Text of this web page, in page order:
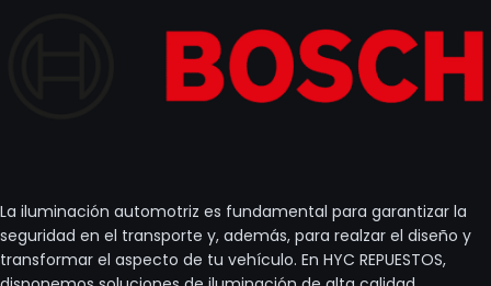
La iluminación automotriz es fundamental para garantizar la
seguridad en el transporte y, además, para realzar el diseño y
transformar el aspecto de tu vehículo. En HYC REPUESTOS,